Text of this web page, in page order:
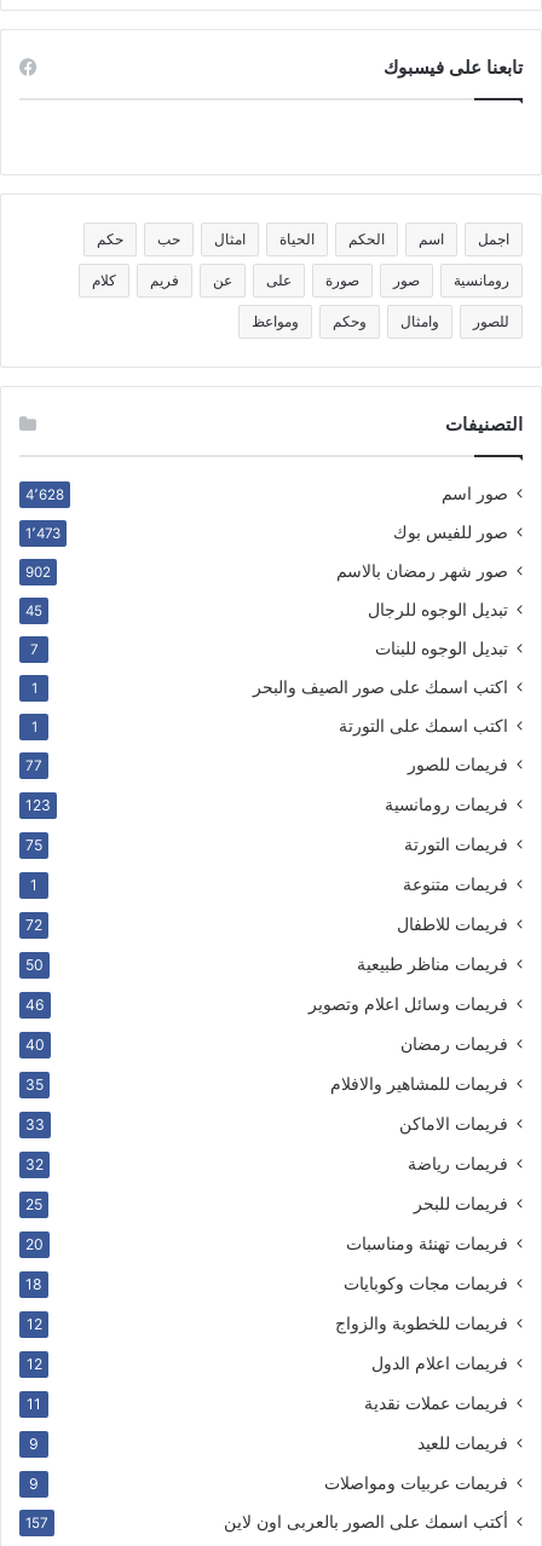
تابعنا على فيسبوك
اجمل اسم الحكم الحياة امثال حب حكم
رومانسية صور صورة على عن فريم كلام
للصور وامثال وحكم ومواعظ
التصنيفات
صور اسم 4٬628
صور للفيس بوك 1٬473
صور شهر رمضان بالاسم 902
تبديل الوجوه للرجال 45
تبديل الوجوه للبنات 7
اكتب اسمك على صور الصيف والبحر 1
اكتب اسمك على التورتة 1
فريمات للصور 77
فريمات رومانسية 123
فريمات التورتة 75
فريمات متنوعة 1
فريمات للاطفال 72
فريمات مناظر طبيعية 50
فريمات وسائل اعلام وتصوير 46
فريمات رمضان 40
فريمات للمشاهير والافلام 35
فريمات الاماكن 33
فريمات رياضة 32
فريمات للبحر 25
فريمات تهنئة ومناسبات 20
فريمات مجات وكوبايات 18
فريمات للخطوبة والزواج 12
فريمات اعلام الدول 12
فريمات عملات نقدية 11
فريمات للعيد 9
فريمات عربيات ومواصلات 9
أكتب اسمك على الصور بالعربى اون لاين 157